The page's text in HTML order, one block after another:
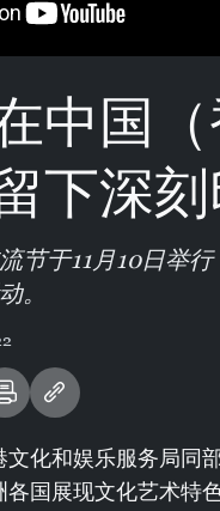
中国
下深刻
节于11月10日举
。
文化和娱乐服务局同
各国展现文化艺术特